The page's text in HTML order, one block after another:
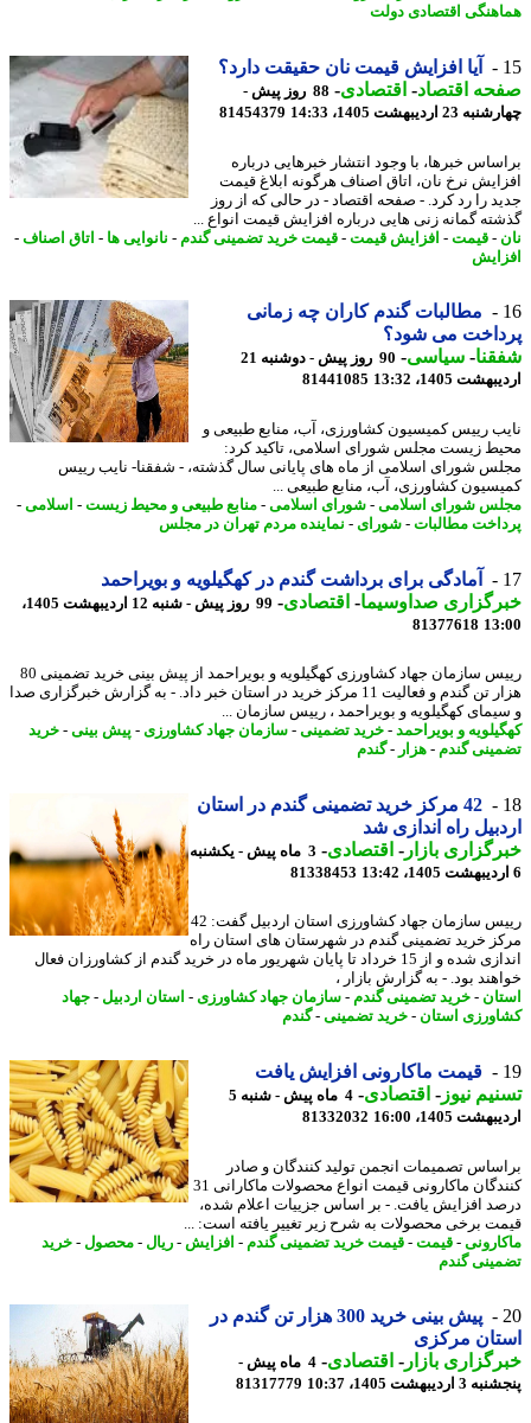
اقتصادی دولت
آیا افزایش قیمت نان حقیقت دارد؟
اقتصاد-اقتصادی-
88 روز پیش -
اردیبهشت 1405، 14:33
81454379
خبرها، با وجود انتشار خبرهایی درباره
نرخ نان، اتاق اصناف هرگونه ابلاغ قیمت
را رد کرد. - صفحه اقتصاد - در حالی که از روز
گمانه زنی هایی درباره افزایش قیمت انواع ...
-قیمت-افزایش قیمت-قیمت خرید تضمینی گندم-نانوایی ها- اتاق اصناف-
مطالبات گندم کاران چه زمانی
می شود؟
-سیاسی-
90 روز پیش - دوشنبه 21
1405، 13:32
81441085
رییس کمیسیون کشاورزی، آب، منابع طبیعی و
زیست مجلس شورای اسلامی، تاکید کرد:
شورای اسلامی از ماه های پایانی سال گذشته، - شفقنا- نایب رییس
کشاورزی، آب، منابع طبیعی ...
شورای اسلامی-شورای اسلامی-منابع طبیعی و محیط زیست-اسلامی-
مطالبات-شورای- نماینده مردم تهران در مجلس
آمادگی برای برداشت گندم در کهگیلویه و بویراحمد
صداوسیما-اقتصادی-
99 روز پیش - شنبه 12 اردیبهشت 1405،
81377618
رییس سازمان جهاد کشاورزی کهگیلویه و بویراحمد از پیش بینی خرید تضمینی 80
هزار تن گندم و فعالیت 11 مرکز خرید در استان خبر داد. - به گزارش خبرگزاری صدا
کهگیلویه و بویراحمد ، رییس سازمان ...
و بویراحمد -خرید تضمینی-سازمان جهاد کشاورزی- پیش بینی -خرید
گندم-هزار - گندم
42 مرکز خرید تضمینی گندم در استان
راه اندازی شد
بازار- اقتصادی- 3 ماه پیش - یکشنبه
81338453
رییس سازمان جهاد کشاورزی استان اردبیل گفت: 42
خرید تضمینی گندم در شهرستان های استان راه
اندازی شده و از 15 خرداد تا پایان شهریور ماه در خرید گندم از کشاورزان فعال
بود. - به گزارش بازار ،
-خرید تضمینی گندم-سازمان جهاد کشاورزی- استان اردبیل -جهاد
استان-خرید تضمینی-گندم
قیمت ماکارونی افزایش یافت
نیوز-اقتصادی-
4 ماه پیش - شنبه 5
1405، 16:00
81332032
تصمیمات انجمن تولید کنندگان و صادر
کنندگان ماکارونی قیمت انواع محصولات ماکارانی 31
افزایش یافت. - بر اساس جزییات اعلام شده،
برخی محصولات به شرح زیر تغییر یافته است: ...
-قیمت-قیمت خرید تضمینی گندم-افزایش -ریال -محصول-خرید
گندم
پیش بینی خرید 300 هزار تن گندم در
مرکزی
بازار- اقتصادی- 4 ماه پیش -
1405، 10:37
81317779